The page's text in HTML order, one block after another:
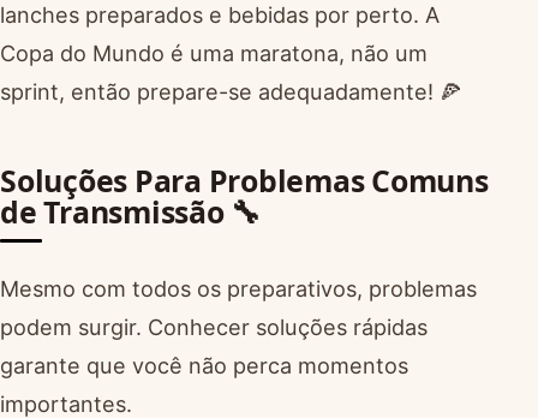
lanches preparados e bebidas por perto. A
Copa do Mundo é uma maratona, não um
sprint, então prepare-se adequadamente! 🍕
Soluções Para Problemas Comuns
de Transmissão 🔧
Mesmo com todos os preparativos, problemas
podem surgir. Conhecer soluções rápidas
garante que você não perca momentos
importantes.